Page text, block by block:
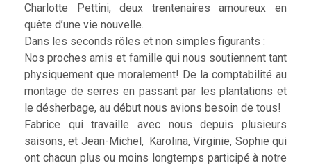
Charlotte Pettini, deux trentenaires amoureux en
quête d’une vie nouvelle.
Dans les seconds rôles et non simples figurants :
Nos proches amis et famille qui nous soutiennent tant
physiquement que moralement! De la comptabilité au
montage de serres en passant par les plantations et
le désherbage, au début nous avions besoin de tous!
Fabrice qui travaille avec nous depuis plusieurs
saisons, et Jean-Michel, Karolina, Virginie, Sophie qui
ont chacun plus ou moins longtemps participé à notre